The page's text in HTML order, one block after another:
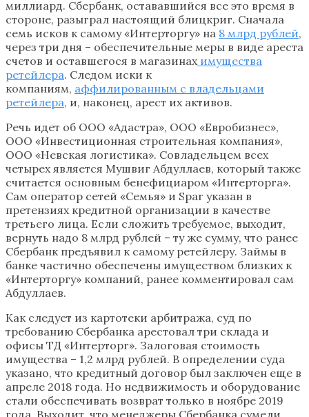
миллиард. Сбербанк, остававшийся все это время в
стороне, разыграл настоящий блицкриг. Сначала
семь исков к самому «Интерторгу» на 8 млрд рублей,
через три дня – обеспечительные меры в виде ареста
счетов и оставшегося в магазинах имущества
ретейлера. Следом иски к
компаниям, аффилированным с владельцами
ретейлера, и, наконец, арест их активов.
Речь идет об ООО «Адастра», ООО «Евробизнес»,
ООО «Инвестиционная строительная компания»,
ООО «Невская логистика». Совладельцем всех
четырех является Мушвиг Абдуллаев, который также
считается основным бенефициаром «Интерторга».
Сам оператор сетей «Семья» и Spar указан в
претензиях кредитной организации в качестве
третьего лица. Если сложить требуемое, выходит,
вернуть надо 8 млрд рублей – ту же сумму, что ранее
Сбербанк предъявил к самому ретейлеру. Займы в
банке частично обеспечены имуществом близких к
«Интерторгу» компаний, ранее комментировал сам
Абдуллаев.
Как следует из картотеки арбитража, суд по
требованию Сбербанка арестовал три склада и
офисы ТД «Интерторг». Залоговая стоимость
имущества – 1,2 млрд рублей. В определении суда
указано, что кредитный договор был заключен еще в
апреле 2018 года. Но недвижимость и оборудование
стали обеспечивать возврат только в ноябре 2019
года. Выходит, что менеджеры Сбербанка сумели